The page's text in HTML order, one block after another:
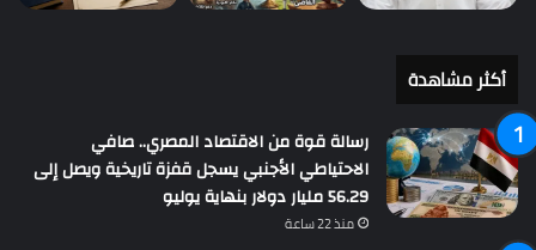
أكثر مشاهدة
رسالة قوة من الاقتصاد المصري.. صافي
الاحتياطي الأجنبي يسجل قفزة تاريخية ويصل إلى
56.29 مليار دولار بنهاية يوليو
منذ 22 ساعة